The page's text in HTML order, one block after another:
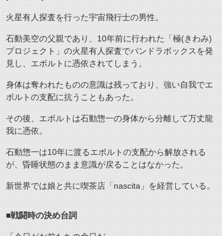
火星有人探査を行った宇宙飛行士の男性。
石動美空の父親であり、10年前に行われた「極(きわみ)
プロジェクト」の火星有人探査でパンドラボックスを発
見し、エボルトに憑依されてしまう。
身体は奪われたものの意識は残っており、強い自我でエ
ボルトの支配に抗うこともあった。
その後、エボルトは石動惣一の身体から分離して万丈龍
我に憑依。
石動惣一は10年に渡るエボルトの支配から解放される
が、昏睡状態のまま意識が戻ることはなかった。
新世界では娘と共に喫茶店「nascita」を経営している。
■戦闘時の決め台詞